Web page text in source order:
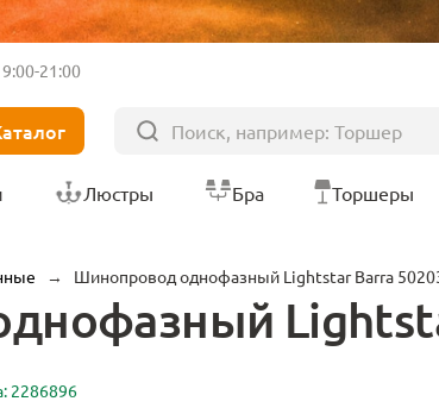
21:00
Люстры Бра Торшеры
→ Шинопровод однофазный Lightstar Barra
2286896